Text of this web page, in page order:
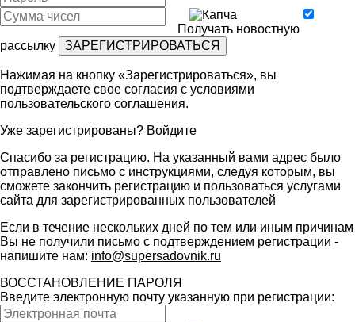
Получать новостную
рассылку
Нажимая на кнопку «Зарегистрироваться», вы
подтверждаете свое согласия с условиями
пользовательского соглашения.
Уже зарегистрированы? Войдите
Спасибо за регистрацию. На указанный вами адрес было
отправлено письмо с инструкциями, следуя которым, вы
сможете закончить регистрацию и пользоваться услугами
сайта для зарегистрированных пользователей
Если в течение нескольких дней по тем или иным причинам
Вы не получили письмо с подтверждением регистрации -
напишите нам: info@supersadovnik.ru
ВОССТАНОВЛЕНИЕ ПАРОЛЯ
Введите электронную почту указанную при регистрации: